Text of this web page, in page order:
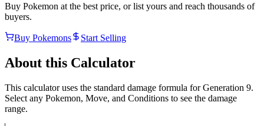
Buy Pokemon at the best price, or list yours and reach thousands of
buyers.
Buy Pokemons Start Selling
About this Calculator
This calculator uses the standard damage formula for Generation 9.
Select any Pokemon, Move, and Conditions to see the damage
range.